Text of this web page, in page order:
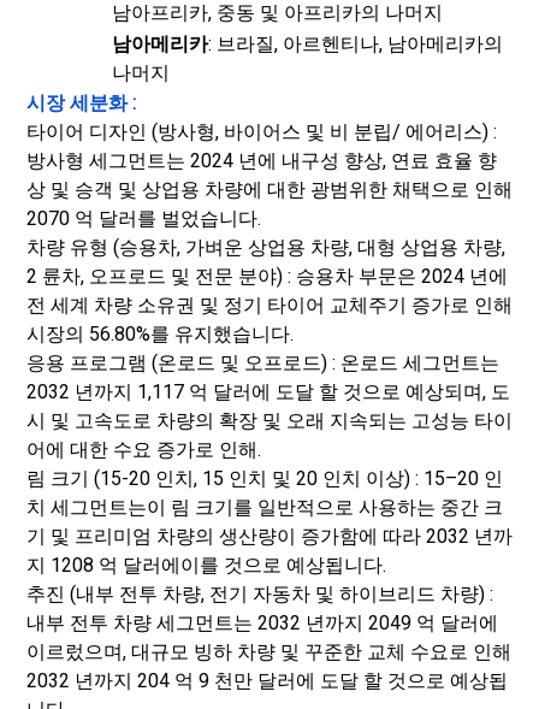
남아프리카, 중동 및 아프리카의 나머지
남아메리카: 브라질, 아르헨티나, 남아메리카의
나머지
시장 세분화 :
타이어 디자인 (방사형, 바이어스 및 비 분립/ 에어리스) :
방사형 세그먼트는 2024 년에 내구성 향상, 연료 효율 향
상 및 승객 및 상업용 차량에 대한 광범위한 채택으로 인해
2070 억 달러를 벌었습니다.
차량 유형 (승용차, 가벼운 상업용 차량, 대형 상업용 차량,
2 륜차, 오프로드 및 전문 분야) : 승용차 부문은 2024 년에
전 세계 차량 소유권 및 정기 타이어 교체주기 증가로 인해
시장의 56.80%를 유지했습니다.
응용 프로그램 (온로드 및 오프로드) : 온로드 세그먼트는
2032 년까지 1,117 억 달러에 도달 할 것으로 예상되며, 도
시 및 고속도로 차량의 확장 및 오래 지속되는 고성능 타이
어에 대한 수요 증가로 인해.
림 크기 (15-20 인치, 15 인치 및 20 인치 이상) : 15–20 인
치 세그먼트는이 림 크기를 일반적으로 사용하는 중간 크
기 및 프리미엄 차량의 생산량이 증가함에 따라 2032 년까
지 1208 억 달러에이를 것으로 예상됩니다.
추진 (내부 전투 차량, 전기 자동차 및 하이브리드 차량) :
내부 전투 차량 세그먼트는 2032 년까지 2049 억 달러에
이르렀으며, 대규모 빙하 차량 및 꾸준한 교체 수요로 인해
2032 년까지 204 억 9 천만 달러에 도달 할 것으로 예상됩